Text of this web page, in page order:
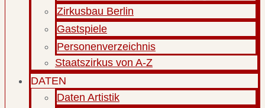
Zirkusbau Berlin
Gastspiele
Personenverzeichnis
Staatszirkus von A-Z
DATEN
Daten Artistik